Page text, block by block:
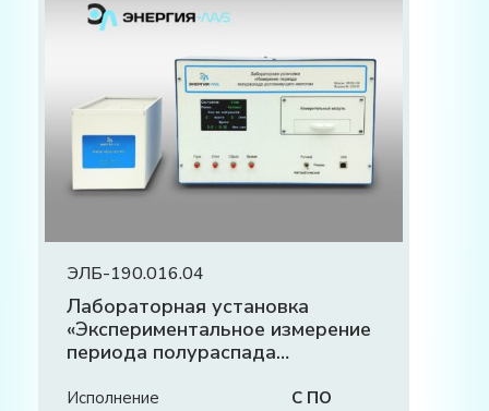
ЭЛБ-190.016.04
Лабораторная установка
«Экспериментальное измерение
периода полураспада
Исполнение С ПО